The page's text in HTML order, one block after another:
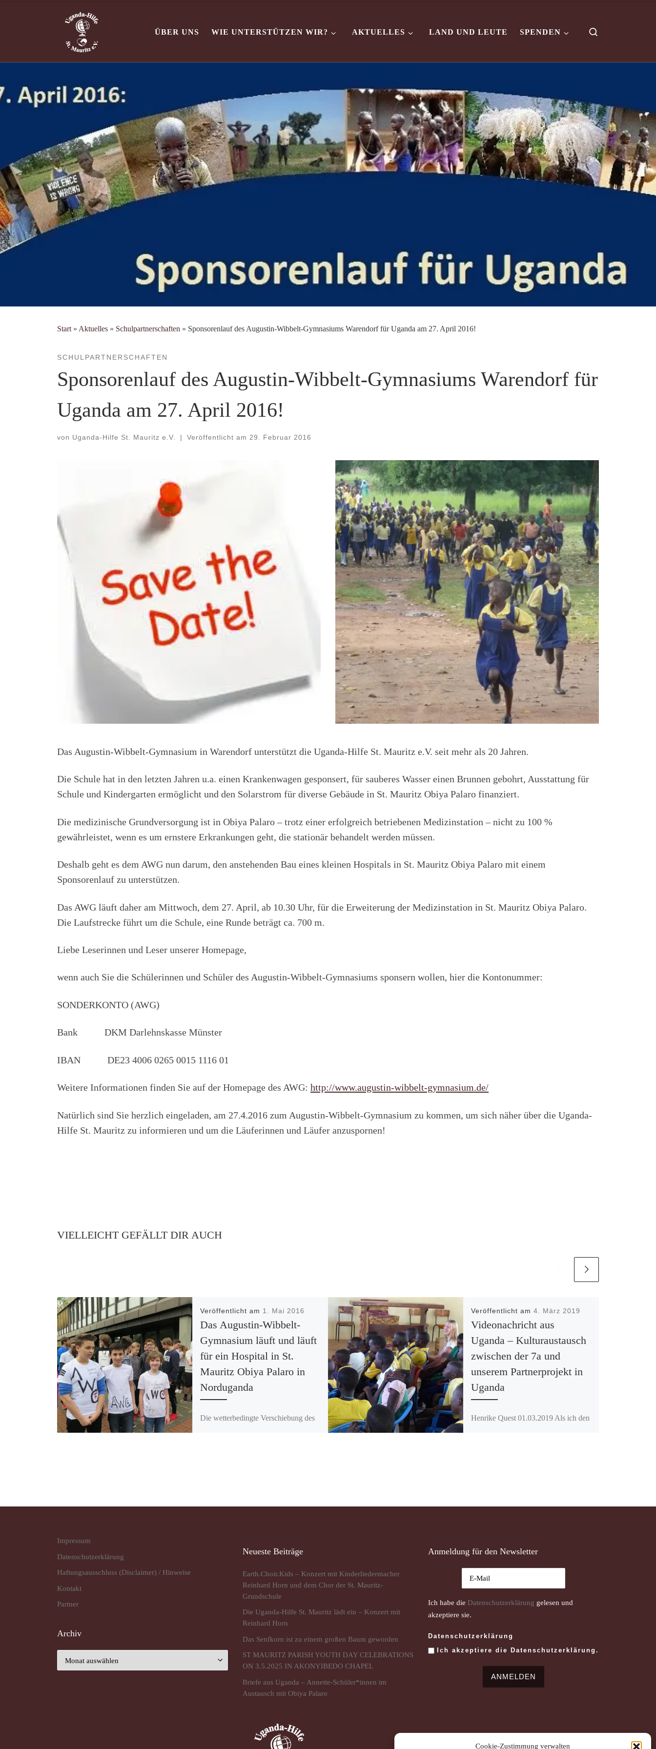
Cookie-Zustimmung verwalten
Zum Inhalt springen
ÜBER UNS WIE UNTERSTÜTZEN WIR? AKTUELLES LAND UND LEUTE SPENDEN
Start » Aktuelles » Schulpartnerschaften » Sponsorenlauf des Augustin-Wibbelt-Gymnasiums Warendorf für Uganda am 27. April 2016!
SCHULPARTNERSCHAFTEN
Sponsorenlauf des Augustin-Wibbelt-Gymnasiums Warendorf für
Uganda am 27. April 2016!
von Uganda-Hilfe St. Mauritz e.V. | Veröffentlicht am 29. Februar 2016
Das Augustin-Wibbelt-Gymnasium in Warendorf unterstützt die Uganda-Hilfe St. Mauritz e.V. seit mehr als 20 Jahren.
Die Schule hat in den letzten Jahren u.a. einen Krankenwagen gesponsert, für sauberes Wasser einen Brunnen gebohrt, Ausstattung für
Schule und Kindergarten ermöglicht und den Solarstrom für diverse Gebäude in St. Mauritz Obiya Palaro finanziert.
Die medizinische Grundversorgung ist in Obiya Palaro – trotz einer erfolgreich betriebenen Medizinstation – nicht zu 100 %
gewährleistet, wenn es um ernstere Erkrankungen geht, die stationär behandelt werden müssen.
Deshalb geht es dem AWG nun darum, den anstehenden Bau eines kleinen Hospitals in St. Mauritz Obiya Palaro mit einem
Sponsorenlauf zu unterstützen.
Das AWG läuft daher am Mittwoch, dem 27. April, ab 10.30 Uhr, für die Erweiterung der Medizinstation in St. Mauritz Obiya Palaro.
Die Laufstrecke führt um die Schule, eine Runde beträgt ca. 700 m.
Liebe Leserinnen und Leser unserer Homepage,
wenn auch Sie die Schülerinnen und Schüler des Augustin-Wibbelt-Gymnasiums sponsern wollen, hier die Kontonummer:
SONDERKONTO (AWG)
Bank DKM Darlehnskasse Münster
IBAN DE23 4006 0265 0015 1116 01
Weitere Informationen finden Sie auf der Homepage des AWG: http://www.augustin-wibbelt-gymnasium.de/
Natürlich sind Sie herzlich eingeladen, am 27.4.2016 zum Augustin-Wibbelt-Gymnasium zu kommen, um sich näher über die Uganda-
Hilfe St. Mauritz zu informieren und um die Läuferinnen und Läufer anzuspornen!
VIELLEICHT GEFÄLLT DIR AUCH
Veröffentlicht am 1. Mai 2016
Das Augustin-Wibbelt-
Gymnasium läuft und läuft
für ein Hospital in St.
Mauritz Obiya Palaro in
Norduganda
Die wetterbedingte Verschiebung des
Veröffentlicht am4. März 2019
Videonachricht aus
Uganda – Kulturaustausch
zwischen der 7a und
unserem Partnerprojekt in
Uganda
Henrike Quest 01.03.2019 Als ich den
Impressum
Datenschutz­erklärung
Haftungsausschluss (Disclaimer) / Hinweise
Kontakt
Partner
Archiv
Neueste Beiträge
Earth.Choir.Kids – Konzert mit Kinderliedermacher
Reinhard Horn und dem Chor der St. Mauritz-
Grundschule
Die Uganda-Hilfe St. Mauritz lädt ein – Konzert mit
Reinhard Horn
Das Senfkorn ist zu einem großen Baum geworden
ST MAURITZ PARISH YOUTH DAY CELEBRATIONS
ON 3.5.2025 IN AKONYIBEDO CHAPEL
Briefe aus Uganda – Annette-Schüler*innen im
Austausch mit Obiya Palaro
Anmeldung für den Newsletter
Ich habe die Datenschutzerklärung gelesen und
akzeptiere sie.
Datenschutzerklärung
Ich akzeptiere die Datenschutzerklärung.